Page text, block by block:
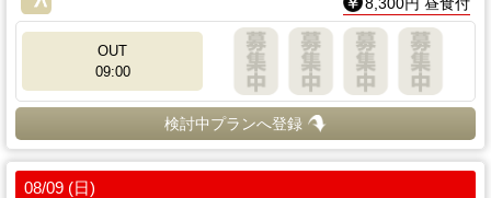
8,300円 昼食付
OUT
09:00
検討中プランへ登録
08/09 (日)